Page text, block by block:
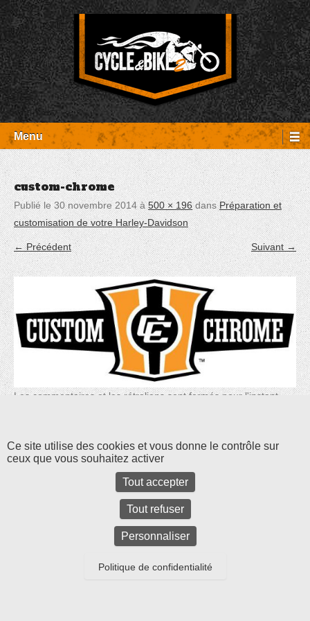
Aller
au
contenu
Cycle et Bike
Entretien Harley-Davidson, préparation et custom, boutique, pièces
détachées Rambouillet
Menu
custom-chrome
Publié le 30 novembre 2014à500 × 196dansPréparation et
customisation de votre Harley-Davidson
← Précédent Suivant →
Les commentaires et les rétroliens sont fermés pour l'instant.
Parc d'activités Bel Air La Forêt - 17 rue Amélia Earhart - 78125 GAZERAN
Copyright © 2026Cycle et BikeAll Rights Reserved.
Panneau de gestion des cookies
Ce site utilise des cookies et vous donne le contrôle sur
ceux que vous souhaitez activer
Tout accepter
Tout refuser
Personnaliser
Politique de confidentialité